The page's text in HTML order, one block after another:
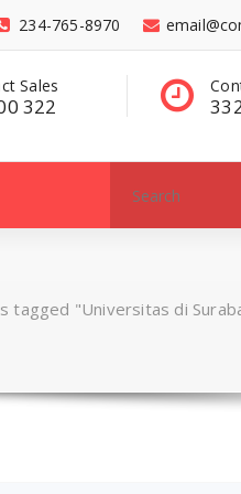
234-765-8970
Sales
322
for:
tagged "Universitas di